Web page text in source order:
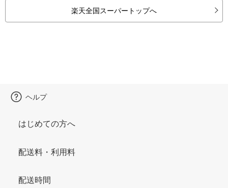
楽天全国スーパートップへ
ヘルプ
はじめての方へ
配送料・利用料
配送時間